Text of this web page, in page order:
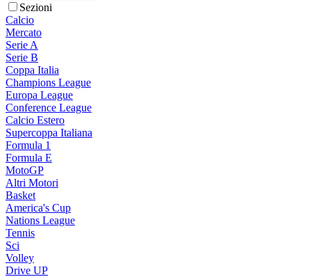
Sezioni
Calcio
Mercato
Serie A
Serie B
Coppa Italia
Champions League
Europa League
Conference League
Calcio Estero
Supercoppa Italiana
Formula 1
Formula E
MotoGP
Altri Motori
Basket
America's Cup
Nations League
Tennis
Sci
Volley
Drive UP